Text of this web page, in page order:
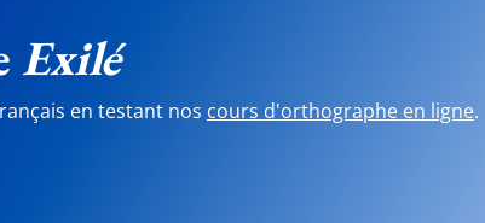
Exilé
en testant nos cours d'orthographe en ligne.